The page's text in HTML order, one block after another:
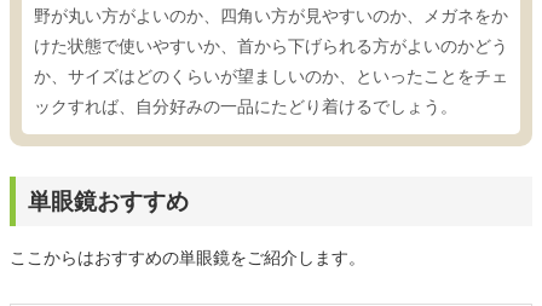
野が丸い方がよいのか、四角い方が見やすいのか、メガネをか
けた状態で使いやすいか、首から下げられる方がよいのかどう
か、サイズはどのくらいが望ましいのか、といったことをチェ
ックすれば、自分好みの一品にたどり着けるでしょう。
単眼鏡おすすめ
ここからはおすすめの単眼鏡をご紹介します。